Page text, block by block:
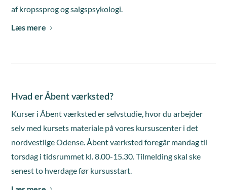
af kropssprog og salgspsykologi.
Læs mere
Hvad er Åbent værksted?
Kurser i Åbent værksted er selvstudie, hvor du arbejder
selv med kursets materiale på vores kursuscenter i det
nordvestlige Odense. Åbent værksted foregår mandag til
torsdag i tidsrummet kl. 8.00-15.30. Tilmelding skal ske
senest to hverdage før kursusstart.